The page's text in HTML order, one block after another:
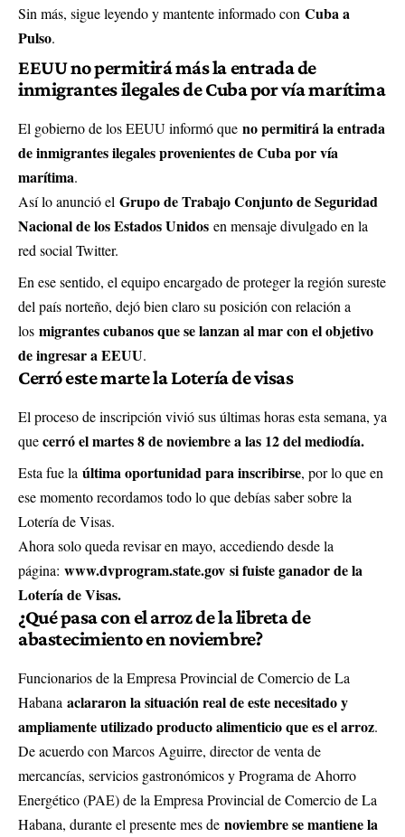
Sin más, sigue leyendo y mantente informado con Cuba a
Pulso.
EEUU no permitirá más la entrada de
inmigrantes ilegales de Cuba por vía marítima
El gobierno de los EEUU informó que no permitirá la entrada
de inmigrantes ilegales provenientes de Cuba por vía
marítima.
Así lo anunció el Grupo de Trabajo Conjunto de Seguridad
Nacional de los Estados Unidos en mensaje divulgado en la
red social Twitter.
En ese sentido, el equipo encargado de proteger la región sureste
del país norteño, dejó bien claro su posición con relación a
los migrantes cubanos que se lanzan al mar con el objetivo
de ingresar a EEUU.
Cerró este marte la Lotería de visas
El proceso de inscripción vivió sus últimas horas esta semana, ya
quecerró el martes 8 de noviembre a las 12 del mediodía.
Esta fue la última oportunidad para inscribirse, por lo que en
ese momento recordamos todo lo que debías saber sobre la
Lotería de Visas.
Ahora solo queda revisar en mayo, accediendo desde la
página: www.dvprogram.state.gov si fuiste ganador de la
Lotería de Visas.
¿Qué pasa con el arroz de la libreta de
abastecimiento en noviembre?
Funcionarios de la Empresa Provincial de Comercio de La
Habana aclararon la situación real de este necesitado y
ampliamente utilizado producto alimenticio que es el arroz.
De acuerdo con Marcos Aguirre, director de venta de
mercancías, servicios gastronómicos y Programa de Ahorro
Energético (PAE) de la Empresa Provincial de Comercio de La
Habana, durante el presente mes de noviembre se mantiene la